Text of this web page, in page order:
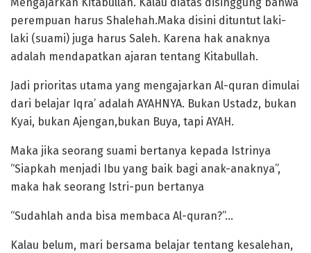
Mengajarkan Kitabullah. Kalau diatas disinggung bahwa
perempuan harus Shalehah.Maka disini dituntut laki-
laki (suami) juga harus Saleh. Karena hak anaknya
adalah mendapatkan ajaran tentang Kitabullah.
Jadi prioritas utama yang mengajarkan Al-quran dimulai
dari belajar Iqra’ adalah AYAHNYA. Bukan Ustadz, bukan
Kyai, bukan Ajengan,bukan Buya, tapi AYAH.
Maka jika seorang suami bertanya kepada Istrinya
“Siapkah menjadi Ibu yang baik bagi anak-anaknya”,
maka hak seorang Istri-pun bertanya
“Sudahlah anda bisa membaca Al-quran?”…
Kalau belum, mari bersama belajar tentang kesalehan,